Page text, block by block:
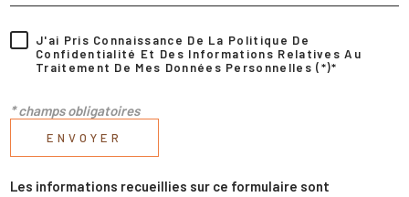
J'ai Pris Connaissance De La Politique De
Confidentialité Et Des Informations Relatives Au
Traitement De Mes Données Personnelles (*)*
* champs obligatoires
ENVOYER
Les informations recueillies sur ce formulaire sont